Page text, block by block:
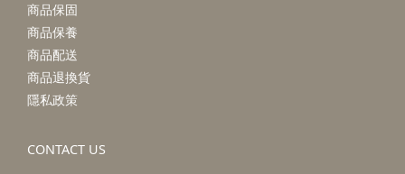
商品保固
商品保養
商品配送
商品退換貨
隱私政策
CONTACT US